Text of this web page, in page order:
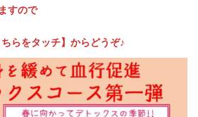
すので
らをタッチ】からどうぞ♪